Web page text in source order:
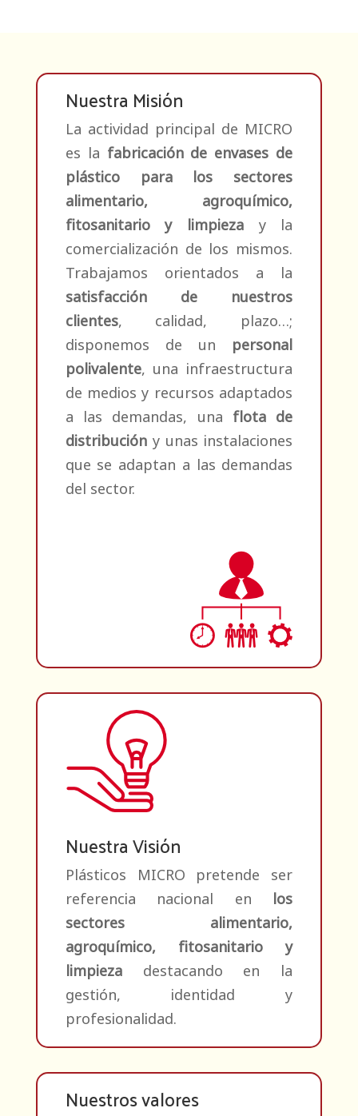
Nuestra Misión
La actividad principal de MICRO
es la fabricación de envases de
plástico para los sectores
alimentario, agroquímico,
fitosanitario y limpieza y la
comercialización de los mismos.
Trabajamos orientados a la
satisfacción de nuestros
clientes, calidad, plazo…;
disponemos de un personal
polivalente, una infraestructura
de medios y recursos adaptados
a las demandas, una flota de
distribucióny unas instalaciones
que se adaptan a las demandas
del sector.
Nuestra Visión
Plásticos MICRO pretende ser
referencia nacional en los
sectores alimentario,
agroquímico, fitosanitario y
limpiezadestacando en la
gestión, identidad y
profesionalidad.
Nuestros valores